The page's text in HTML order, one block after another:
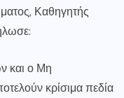
Καθηγητής
και ο Μη
κρίσιμα πεδία